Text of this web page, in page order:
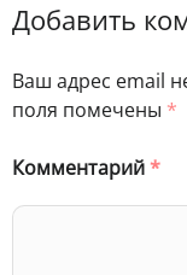
Добавить
Ваш адрес email
поля помечены *
Комментарий*